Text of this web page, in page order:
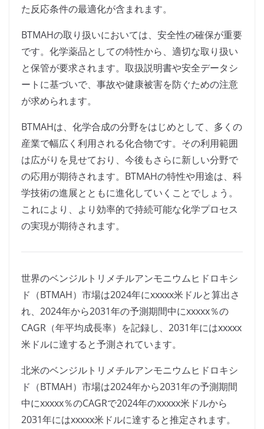
た反応条件の最適化が含まれます。
BTMAHの取り扱いにおいては、安全性の確保が重要
です。化学薬品としての特性から、適切な取り扱い
と保管が要求されます。取扱説明書や安全データシ
ートに基づいで、事故や健康被害を防ぐための注意
が求められます。
BTMAHは、化学合成の分野をはじめとして、多くの
産業で幅広く利用される化合物です。その利用範囲
は広がりを見せており、今後もさらに新しい分野で
の応用が期待されます。BTMAHの特性や用途は、科
学技術の進展とともに進化していくことでしょう。
これにより、より効率的で持続可能な化学プロセス
の実現が期待されます。
世界のベンジルトリメチルアンモニウムヒドロキシ
ド（BTMAH）市場は2024年にxxxxx米ドルと算出さ
れ、2024年から2031年の予測期間中にxxxxx％の
CAGR（年平均成長率）を記録し、2031年にはxxxxx
米ドルに達すると予測されています。
北米のベンジルトリメチルアンモニウムヒドロキシ
ド（BTMAH）市場は2024年から2031年の予測期間
中にxxxxx％のCAGRで2024年のxxxxx米ドルから
2031年にはxxxxx米ドルに達すると推定されます。